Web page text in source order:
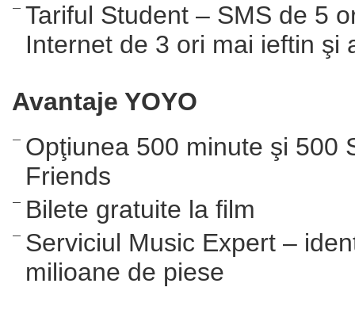
Tariful Student – SMS de 5
Internet de 3 ori mai ieftin şi
Avantaje YOYO
Opţiunea 500 minute şi 500
Friends
Bilete gratuite la film
Serviciul Music Expert –
milioane de piese